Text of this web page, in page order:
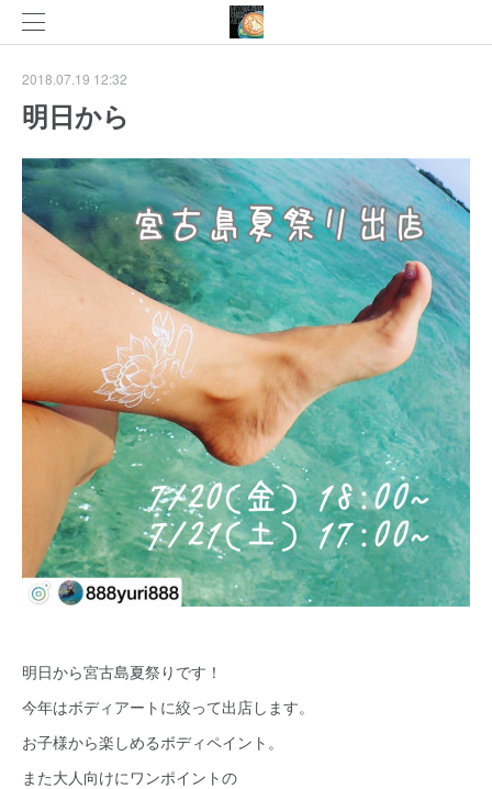
2018.07.19 12:32
明日から
明日から宮古島夏祭りです！
今年はボディアートに絞って出店します。
お子様から楽しめるボディペイント。
また大人向けにワンポイントの